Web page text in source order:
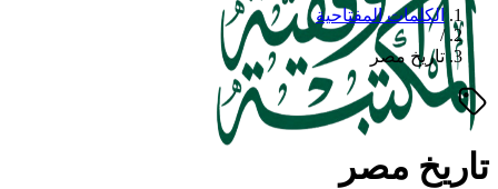
الكلمات المفتاحية
/
تاريخ مصر
تاريخ مصر